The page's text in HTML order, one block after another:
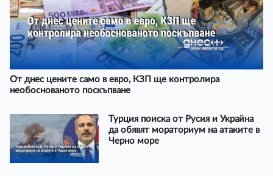
От днес цените само в евро, КЗП ще контролира
необоснованото поскъпване
Турция поиска от Русия и Украйна
да обявят мораториум на атаките в
Черно море